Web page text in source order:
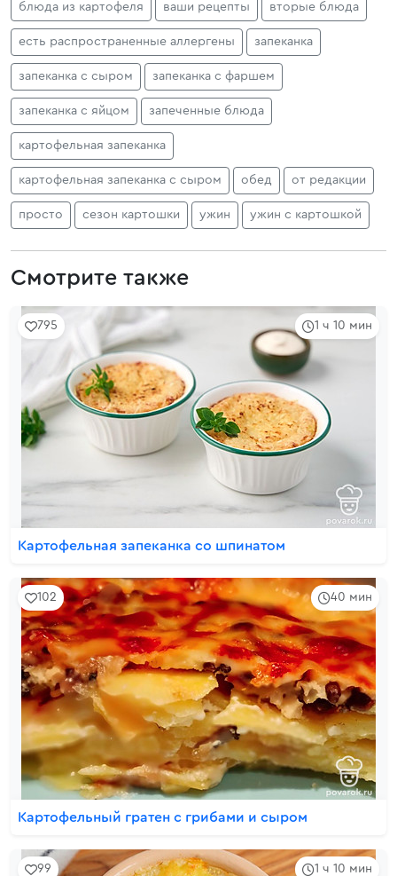
блюда из картофеля ваши рецепты вторые блюда
есть распространенные аллергены запеканка
запеканка с сыром запеканка с фаршем
запеканка с яйцом запеченные блюда
картофельная запеканка
картофельная запеканка с сыром обед от редакции
просто сезон картошки ужин ужин с картошкой
Смотрите также
1 ч 10 мин
795
Картофельная запеканка со шпинатом
40 мин
102
Картофельный гратен с грибами и сыром
1 ч 10 мин
99